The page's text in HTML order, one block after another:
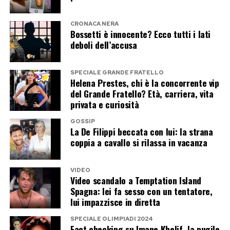
Lip Sync insieme a Maria De Filippi.
Il duetto promette di diventare uno dei
momenti più curiosi della trasmissione. Casalino
vestirà i panni di Zucchero, mentre Maria De
Filippi interpreterà Loredana Bertè. Un
accostamento che difficilmente sarebbe venuto
in mente anche al più fantasioso degli autori
televisivi: l’ex portavoce del premier e la regina
di Canale 5 trasformati in due icone della musica
italiana.
La presenza a Tu sì que vales dimostra che
Casalino non ha chiuso affatto la porta alla
televisione. La vera domanda riguarda il tipo di
televisione che intende scegliere. Una
CRONACA NERA
Bossetti è innocente? Ecco tutti i lati
deboli dell’accusa
SPECIALE GRANDE FRATELLO
Helena Prestes, chi è la concorrente vip
del Grande Fratello? Età, carriera, vita
privata e curiosità
GOSSIP
La De Filippi beccata con lui: la strana
coppia a cavallo si rilassa in vacanza
VIDEO
Video scandalo a Temptation Island
Spagna: lei fa sesso con un tentatore,
lui impazzisce in diretta
SPECIALE OLIMPIADI 2024